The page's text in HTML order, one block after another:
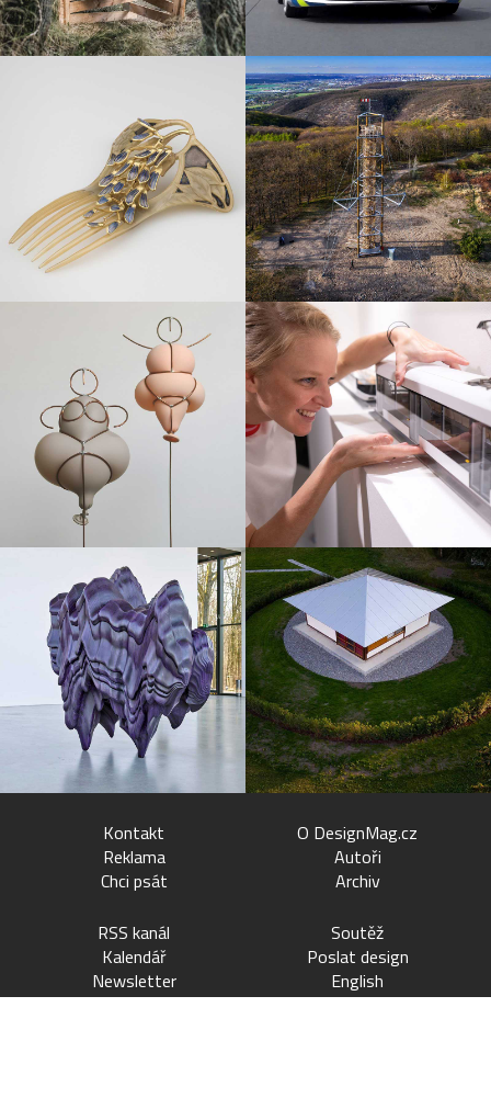
Kontakt
Reklama
Chci psát
O DesignMag.cz
Autoři
Archiv
RSS kanál
Kalendář
Newsletter
Soutěž
Poslat design
English